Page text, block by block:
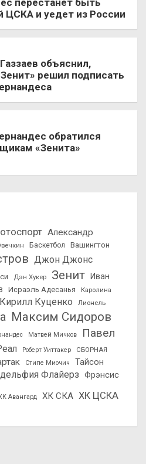
перестанет быть
ЦСКА и уедет из России
объяснил,
решил подписать
обратился
«Зенита»
Александр
Баскетбол
Вашингтон
Джон Джонс
Дэн Хукер Зенит
Иван
Исраэль Адесанья
Каролина
Кирилл Куценко
Лионель
Максим Сидоров
Матвей Мичков
Павел
Роберт Уиттакер
СБОРНАЯ
Стипе Миочич
Тайсон
Флайерз Фрэнсис
Авангард ХК СКА ХК ЦСКА